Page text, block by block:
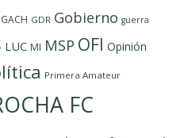
GACH GDR Gobierno guerra
LUC MI MSP OFI Opinión
Primera Amateur
FC